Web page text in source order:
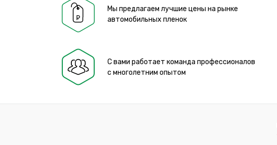
Мы предлагаем лучшие цены на рынке
автомобильных пленок
С вами работает команда профессионалов
с многолетним опытом